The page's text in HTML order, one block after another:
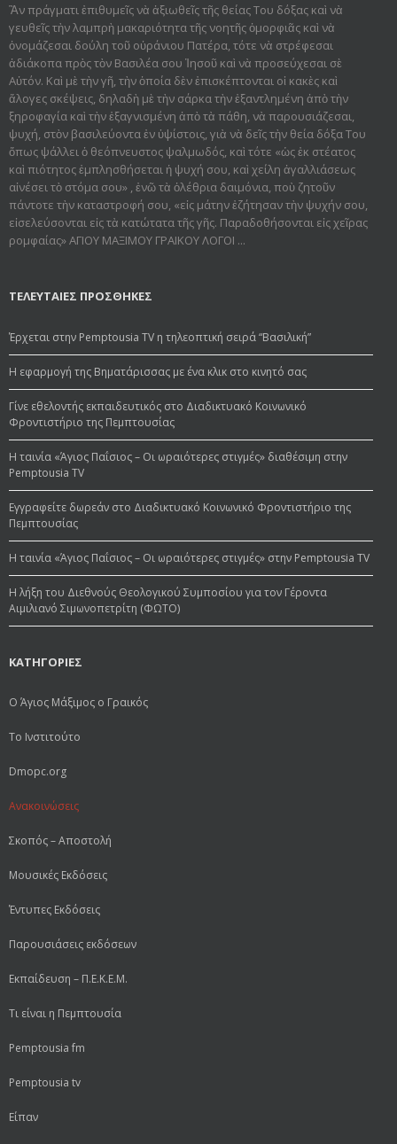
Ἂν πράγματι ἐπιθυμεῖς νὰ ἀξιωθεῖς τῆς θείας Του δόξας καὶ νὰ
γευθεῖς τὴν λαμπρὴ μακαριότητα τῆς νοητῆς ὀμορφιᾶς καὶ νὰ
ὀνομάζεσαι δούλη τοῦ οὐράνιου Πατέρα, τότε νὰ στρέφεσαι
ἀδιάκοπα πρὸς τὸν Βασιλέα σου Ἰησοῦ καὶ νὰ προσεύχεσαι σὲ
Αὐτόν. Καὶ μὲ τὴν γῆ, τὴν ὁποία δὲν ἐπισκέπτονται οἱ κακὲς καὶ
ἄλογες σκέψεις, δηλαδὴ μὲ τὴν σάρκα τὴν ἐξαντλημένη ἀπὸ τὴν
ξηροφαγία καὶ τὴν ἐξαγνισμένη ἀπὸ τὰ πάθη, νὰ παρουσιάζεσαι,
ψυχή, στὸν βασιλεύοντα ἐν ὑψίστοις, γιὰ νὰ δεῖς τὴν θεία δόξα Του
ὅπως ψάλλει ὁ θεόπνευστος ψαλμωδός, καὶ τότε «ὡς ἐκ στέατος
καὶ πιότητος ἐμπλησθήσεται ἡ ψυχή σου, καὶ χείλη ἀγαλλιάσεως
αἰνέσει τὸ στόμα σου» , ἐνῶ τὰ ὀλέθρια δαιμόνια, ποὺ ζητοῦν
πάντοτε τὴν καταστροφή σου, «εἰς μάτην ἐζήτησαν τὴν ψυχήν σου,
εἰσελεύσονται εἰς τὰ κατώτατα τῆς γῆς. Παραδοθήσον­ται εἰς χεῖρας
ρομφαίας» ΑΓΙΟΥ ΜΑΞΙΜΟΥ ΓΡΑΙΚΟΥ ΛΟΓΟΙ ...
ΤΕΛΕΥΤΑΙΕΣ ΠΡΟΣΘΗΚΕΣ
Έρχεται στην Pemptousia TV η τηλεοπτική σειρά “Βασιλική”
Η εφαρμογή της Βηματάρισσας με ένα κλικ στο κινητό σας
Γίνε εθελοντής εκπαιδευτικός στο Διαδικτυακό Κοινωνικό
Φροντιστήριο της Πεμπτουσίας
Η ταινία «Άγιος Παΐσιος – Οι ωραιότερες στιγμές» διαθέσιμη στην
Pemptousia TV
Εγγραφείτε δωρεάν στο Διαδικτυακό Κοινωνικό Φροντιστήριο της
Πεμπτουσίας
Η ταινία «Άγιος Παΐσιος – Οι ωραιότερες στιγμές» στην Pemptousia TV
Η λήξη του Διεθνούς Θεολογικού Συμποσίου για τον Γέροντα
Αιμιλιανό Σιμωνοπετρίτη (ΦΩΤΟ)
ΚΑΤΗΓΟΡΙΕΣ
Ο Άγιος Μάξιμος ο Γραικός
Το Ινστιτούτο
Dmopc.org
Ανακοινώσεις
Σκοπός – Αποστολή
Μουσικές Εκδόσεις
Έντυπες Εκδόσεις
Παρουσιάσεις εκδόσεων
Εκπαίδευση – Π.Ε.Κ.Ε.Μ.
Τι είναι η Πεμπτουσία
Pemptousia fm
Pemptousia tv
Είπαν